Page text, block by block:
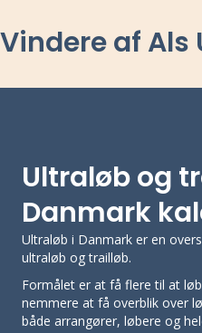
Vindere af Als
Ultraløb og
Danmark
Ultraløb i Danmark er en
ultraløb og trailløb.
Formålet er at få flere til at
nemmere at få overblik over
både arrangører, løbere og